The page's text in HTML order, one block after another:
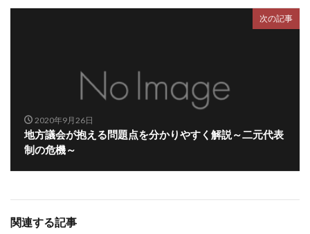
次の記事
2020年9月26日
地方議会が抱える問題点を分かりやすく解説～二元代表
制の危機～
関連する記事